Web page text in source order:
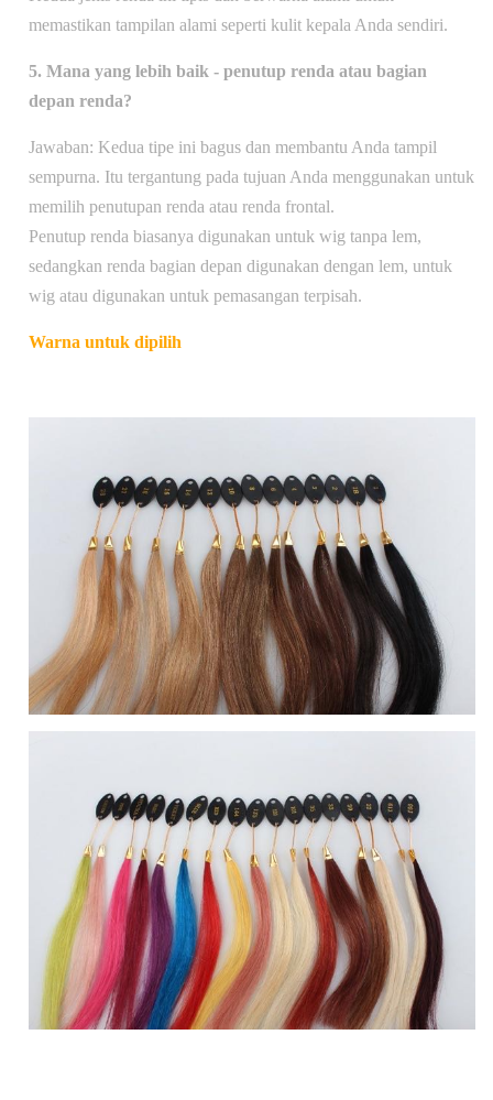
memastikan tampilan alami seperti kulit kepala Anda sendiri.
5. Mana yang lebih baik - penutup renda atau bagian
depan renda?
Jawaban: Kedua tipe ini bagus dan membantu Anda tampil
sempurna. Itu tergantung pada tujuan Anda menggunakan untuk
memilih penutupan renda atau renda frontal.
Penutup renda biasanya digunakan untuk wig tanpa lem,
sedangkan renda bagian depan digunakan dengan lem, untuk
wig atau digunakan untuk pemasangan terpisah.
Warna untuk dipilih